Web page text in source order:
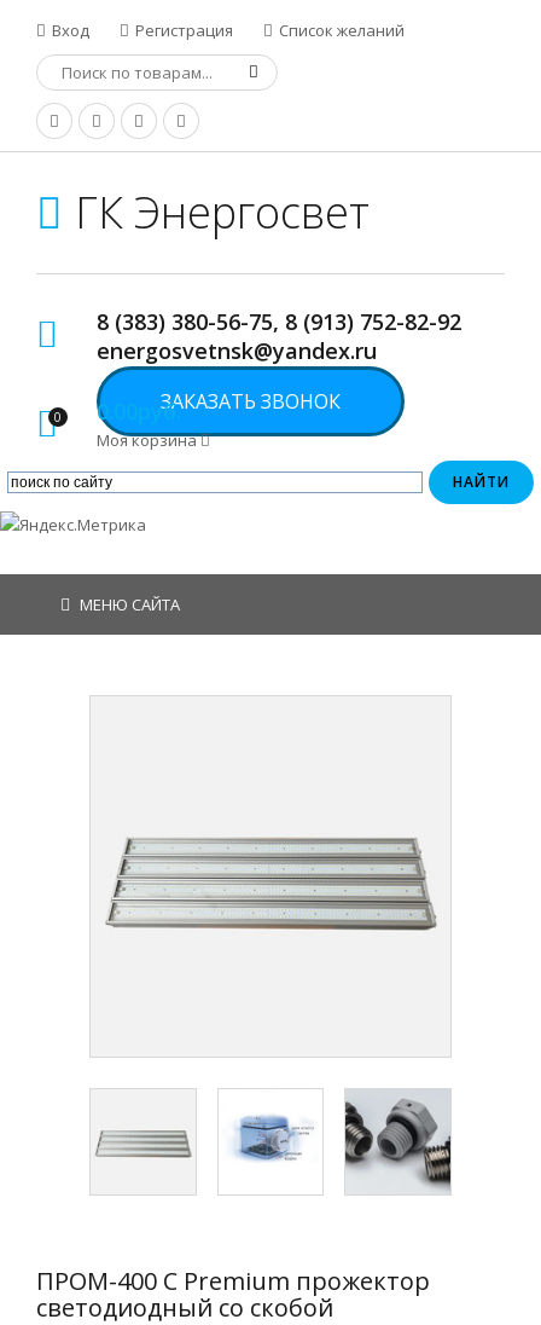
Вход Регистрация Список желаний
ГК Энергосвет
8 (383) 380-56-75, 8 (913) 752-82-92
energosvetnsk@yandex.ru
ЗАКАЗАТЬ ЗВОНОК
0 0.00руб.
Моя корзина
МЕНЮ САЙТА
ПРОМ-400 С Premium прожектор
светодиодный со скобой